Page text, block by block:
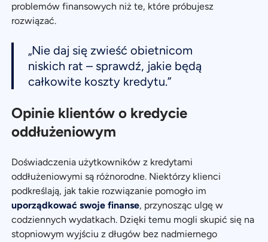
problemów finansowych niż te, które próbujesz
rozwiązać.
„Nie daj się zwieść obietnicom
niskich rat – sprawdź, jakie będą
całkowite koszty kredytu.”
Opinie klientów o kredycie
oddłużeniowym
Doświadczenia użytkowników z kredytami
oddłużeniowymi są różnorodne. Niektórzy klienci
podkreślają, jak takie rozwiązanie pomogło im
uporządkować swoje finanse, przynosząc ulgę w
codziennych wydatkach. Dzięki temu mogli skupić się na
stopniowym wyjściu z długów bez nadmiernego